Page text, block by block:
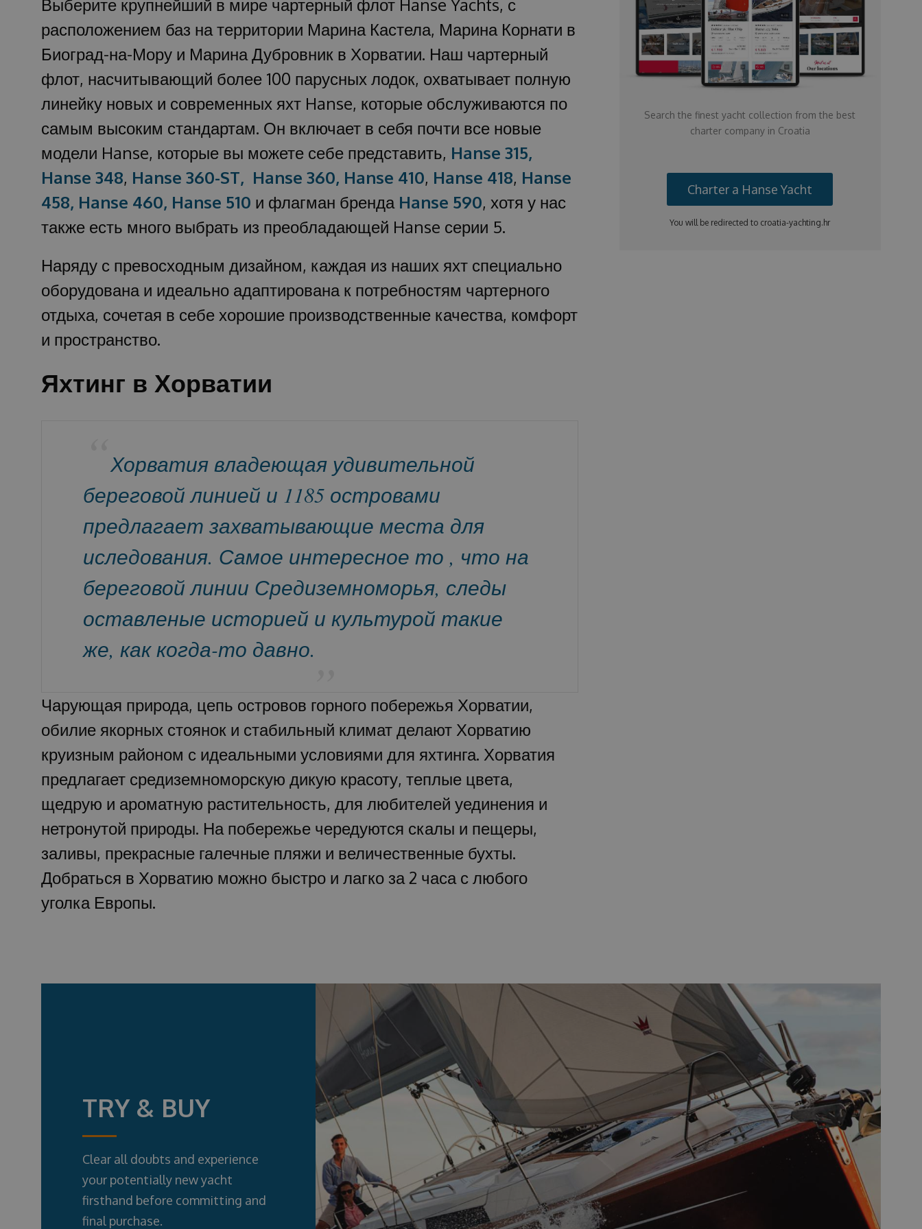
расположением баз на территории Марина Кастела, Марина Корнати в
Биоград-на-Мору и Марина Дубровник в Хорватии. Наш чартерный
флот, насчитывающий более 100 парусных лодок, охватывает полную
линейку новых и современных яхт Hanse, которые обслуживаются по
самым высоким стандартам. Он включает в себя почти все новые
модели Hanse, которые вы можете себе представить, Hanse 315,
Hanse 348, Hanse 360-ST, Hanse 360, Hanse 410, Hanse 418, Hanse
458, Hanse 460, Hanse 510 и флагман бренда Hanse 590, хотя у нас
также есть много выбрать из преобладающей Hanse серии 5.
Наряду с превосходным дизайном, каждая из наших яхт специально
оборудована и идеально адаптирована к потребностям чартерного
отдыха, сочетая в себе хорошие производственные качества, комфорт
и пространство.
Яхтинг в Хорватии
Хорватия владеющая удивительной
береговой линией и 1185 островами
предлагает захватывающие места для
иследования. Самое интересное то , что на
береговой линии Средиземноморья, следы
оставленые историей и культурой такие
же, как когда-то давно.
Чарующая природа, цепь островов горного побережья Хорватии,
обилие якорных стоянок и стабильный климат делают Хорватию
круизным районом с идеальными условиями для яхтинга. Хорватия
предлагает средиземноморскую дикую красоту, теплые цвета,
щедрую и ароматную растительность, для любителей уединения и
нетронутой природы. На побережье чередуются скалы и пещеры,
заливы, прекрасные галечные пляжи и величественные бухты.
Добраться в Хорватию можно быстро и лагко за 2 часа с любого
уголка Европы.
Search the finest yacht collection from the best
charter company in Croatia
Charter a Hanse Yacht
You will be redirected to croatia-yachting.hr
TRY & BUY
Clear all doubts and experience
your potentially new yacht
firsthand before committing and
final purchase.